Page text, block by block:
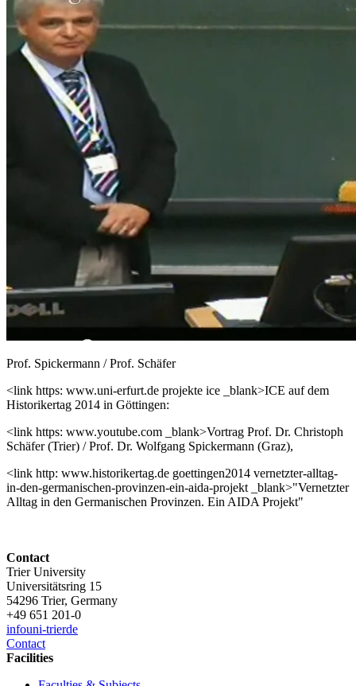
Prof. Spickermann / Prof. Schäfer
<link https: www.uni-erfurt.de projekte ice _blank>ICE auf dem
Historikertag 2014 in Göttingen:
<link https: www.youtube.com _blank>Vortrag Prof. Dr. Christoph
Schäfer (Trier) / Prof. Dr. Wolfgang Spickermann (Graz),
<link http: www.historikertag.de goettingen2014 vernetzter-alltag-
in-den-germanischen-provinzen-ein-aida-projekt _blank>"Vernetzter
Alltag in den Germanischen Provinzen. Ein AIDA Projekt"
Contact
Trier University
Universitätsring 15
54296 Trier, Germany
+49 651 201-0
infouni-trierde
Contact
Facilities